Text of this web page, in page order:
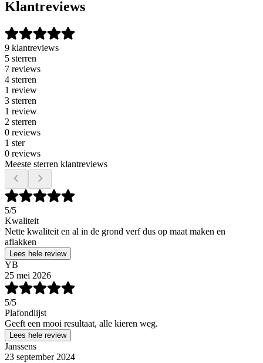
Klantreviews
9 klantreviews
5 sterren
7 reviews
4 sterren
1 review
3 sterren
1 review
2 sterren
0 reviews
1 ster
0 reviews
Meeste sterren klantreviews
5/5
Kwaliteit
Nette kwaliteit en al in de grond verf dus op maat maken en
aflakken
Lees hele review
YB
25 mei 2026
5/5
Plafondlijst
Geeft een mooi resultaat, alle kieren weg.
Lees hele review
Janssens
23 september 2024